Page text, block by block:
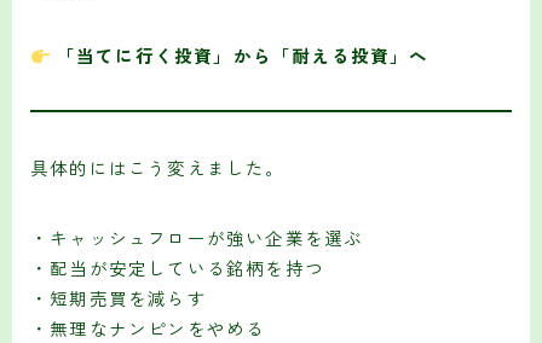
「当てに行く投資」から「耐える投資」へ
具体的にはこう変えました。
・キャッシュフローが強い企業を選ぶ
・配当が安定している銘柄を持つ
・短期売買を減らす
・無理なナンピンをやめる